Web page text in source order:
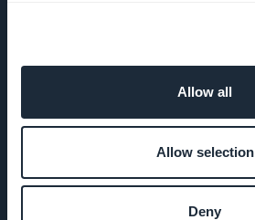
Allow all
Allow selection
Deny